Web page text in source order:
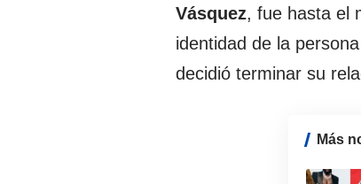
Vásquez, fue hasta el
identidad de la
decidió terminar su
Más